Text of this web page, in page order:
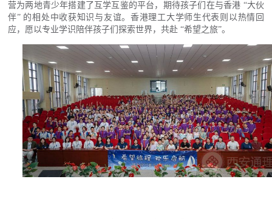
营为两地青少年搭建了互学互鉴的平台，期待孩子们在与香港 “大伙
伴” 的相处中收获知识与友谊。香港理工大学师生代表则以热情回
应，愿以专业学识陪伴孩子们探索世界，共赴 “希望之旅”。